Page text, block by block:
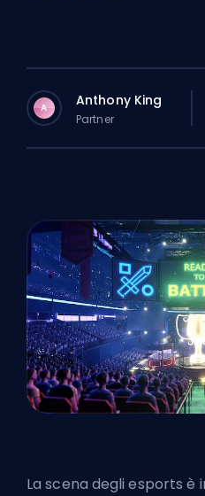
A Anthony King
Partner
La scena degli esports è